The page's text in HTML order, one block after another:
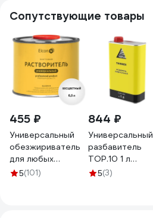
Сопутствующие товары
455 ₽
Универсальный
обезжириватель
для любых
поверхностей
5(101)
844 ₽
Универсальный
разбавитель
TOP.10 1 л
10.505.1000.
5(3)